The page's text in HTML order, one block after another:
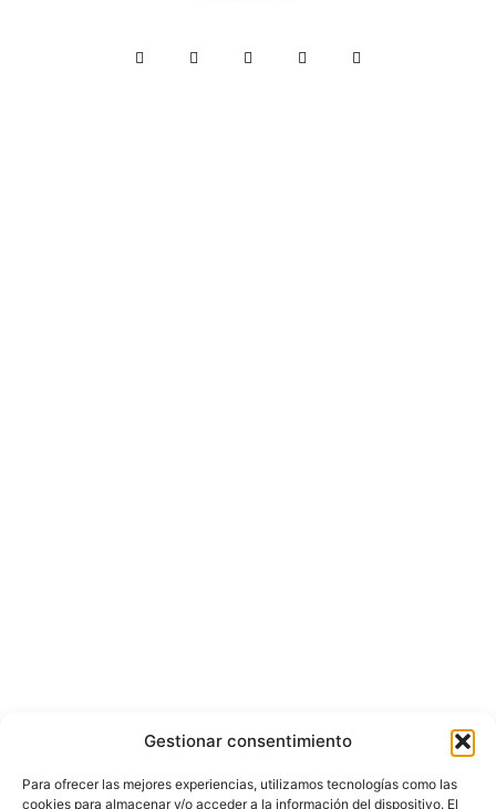
Gestionar consentimiento
Para ofrecer las mejores experiencias, utilizamos tecnologías como las
cookies para almacenar y/o acceder a la información del dispositivo. El